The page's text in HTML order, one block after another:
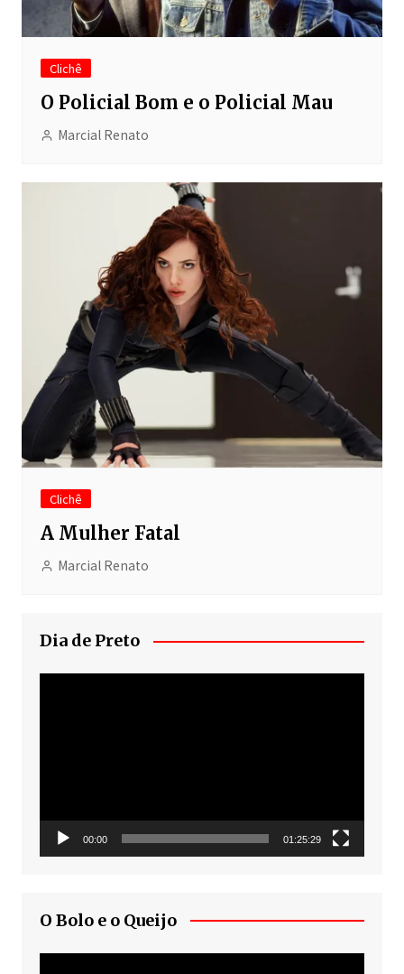
Clichê
O Policial Bom e o Policial Mau
Marcial Renato
Clichê
A Mulher Fatal
Marcial Renato
Dia de Preto
00:00 01:25:29
O Bolo e o Queijo